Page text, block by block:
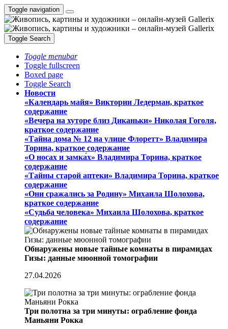
Toggle navigation
Toggle Search
Toggle menubar
Toggle fullscreen
Boxed page
Toggle Search
Новости
«Календарь майя» Виктории Ледерман, краткое
содержание
«Вечера на хуторе близ Диканьки» Николая Гоголя,
краткое содержание
«Тайна дома № 12 на улице Флоретт» Владимира
Торина, краткое содержание
«О носах и замка́х» Владимира Торина, краткое
содержание
«Тайны старой аптеки» Владимира Торина, краткое
содержание
«Они сражались за Родину» Михаила Шолохова,
краткое содержание
«Судьба человека» Михаила Шолохова, краткое
содержание
Обнаружены новые тайные комнаты в пирамидах
Гизы: данные мюонной томографии
27.04.2026
Три полотна за три минуты: ограбление фонда
Маньяни Рокка